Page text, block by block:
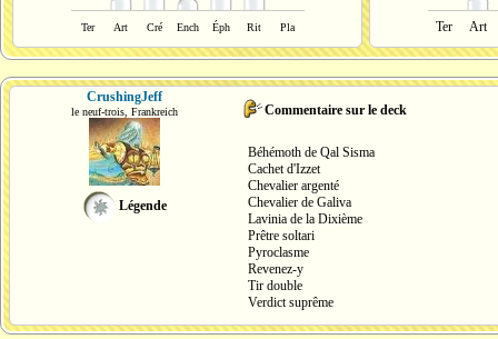
Ter Art Cré Ench Éph Rit Pla Ter Art
CrushingJeff
le neuf-trois, Frankreich
Légende
Commentaire sur le deck
Béhémoth de Qal Sisma
Cachet d'Izzet
Chevalier argenté
Chevalier de Galiva
Lavinia de la Dixième
Prêtre soltari
Pyroclasme
Revenez-y
Tir double
Verdict suprême